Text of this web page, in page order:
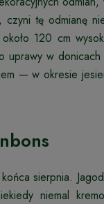
tę odmianę
120 cm
w donicach
— w okresie
sierpnia.
niemal